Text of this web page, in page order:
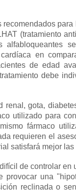
(tratamiento
alfabloqueantes
en
de edad
debe
renal, gota,
utilizado para
fármaco
requieren el
satisfará mejor
de controlar
provocar una
reclinada o